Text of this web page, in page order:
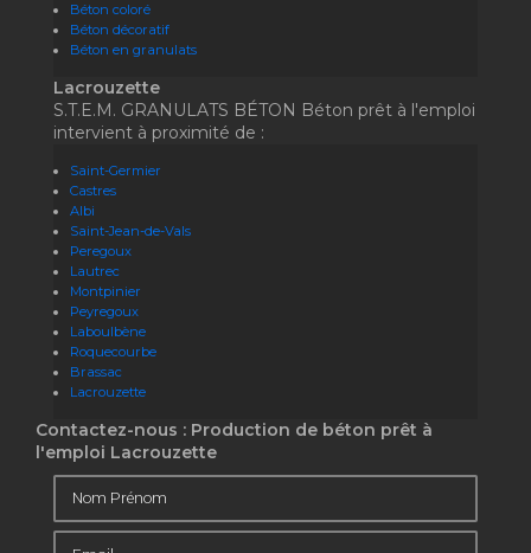
Béton coloré
Béton décoratif
Béton en granulats
Lacrouzette
S.T.E.M. GRANULATS BÉTON Béton prêt à l'emploi
intervient à proximité de :
Saint-Germier
Castres
Albi
Saint-Jean-de-Vals
Peregoux
Lautrec
Montpinier
Peyregoux
Laboulbène
Roquecourbe
Brassac
Lacrouzette
Contactez-nous : Production de béton prêt à
l'emploi Lacrouzette
Nom Prénom
Email